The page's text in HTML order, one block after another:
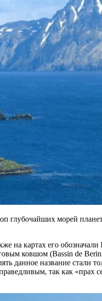
глубочайших морей
картах его обозначали
ковшом (Bassin de
данное название стали
так как «прах